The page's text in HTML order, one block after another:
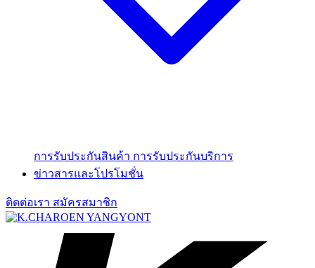
การรับประกันสินค้า การรับประกันบริการ
ข่าวสารและโปรโมชั่น
ติดต่อเรา สมัครสมาชิก